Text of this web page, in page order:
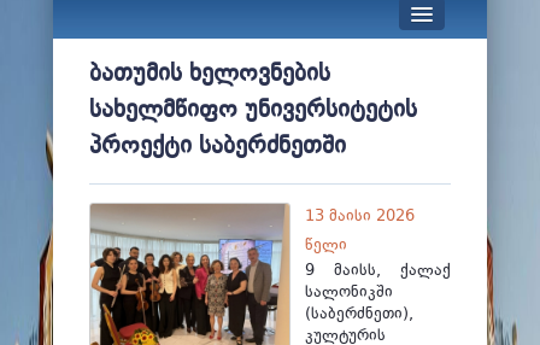
სიახლეები
ჩვენ შესახებ
მართვა
სწავლა
ფაკულტეტები
სტუდენტური ცხოვრება
ბათუმის ხელოვნების
სახელმწიფო უნივერსიტეტის
პროექტი საბერძნეთში
13 მაისი 2026
წელი
9 მაისს, ქალაქ
სალონიკში
(საბერძნეთი),
კულტურის